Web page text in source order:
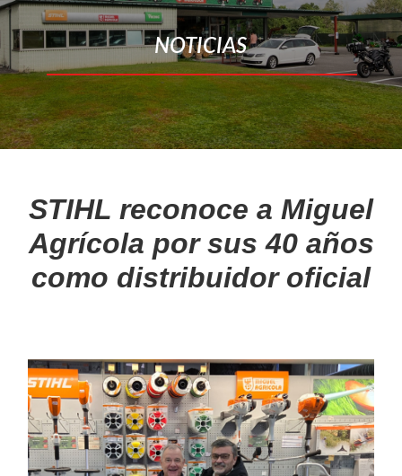
TIENDAS ONLINE
Miguel Agrícola
Inforecambios
Noticias
Consejos
Videos
Galería de imágenes
NOTICIAS
STIHL reconoce a Miguel
Agrícola por sus 40 años
como distribuidor oficial